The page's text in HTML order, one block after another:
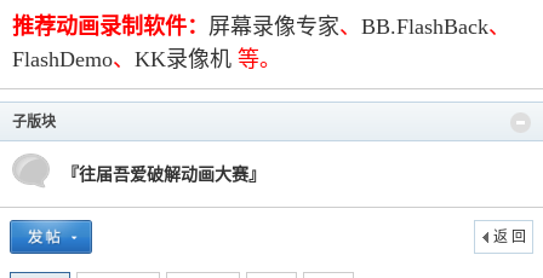
po
推荐动画录制软件： 屏幕录像专家、 BB.FlashBack、
FlashDemo、 KK录像机 等。
子版块
『往届吾爱破解动画大赛』
返 回